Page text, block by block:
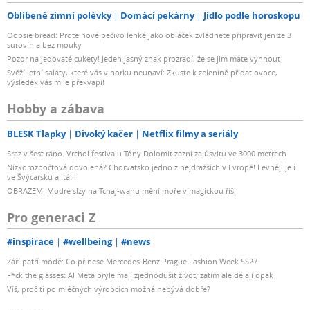
Oblíbené zimní polévky Domácí pekárny Jídlo podle horoskopu
Oopsie bread: Proteinové pečivo lehké jako obláček zvládnete připravit jen ze 3
surovin a bez mouky
Pozor na jedovaté cukety! Jeden jasný znak prozradí, že se jim máte vyhnout
Svěží letní saláty, které vás v horku neunaví: Zkuste k zelenině přidat ovoce,
výsledek vás mile překvapí!
Hobby a zábava
BLESK Tlapky Divoký kačer Netflix filmy a seriály
Sraz v šest ráno. Vrchol festivalu Tóny Dolomit zazní za úsvitu ve 3000 metrech
Nízkorozpočtová dovolená? Chorvatsko jedno z nejdražších v Evropě! Levněji je i
ve Švýcarsku a Itálii
OBRAZEM: Modré slzy na Tchaj-wanu mění moře v magickou říši
Pro generaci Z
#inspirace #wellbeing #news
Září patří módě: Co přinese Mercedes-Benz Prague Fashion Week SS27
F*ck the glasses: AI Meta brýle mají zjednodušit život, zatím ale dělají opak
Víš, proč ti po mléčných výrobcích možná nebývá dobře?